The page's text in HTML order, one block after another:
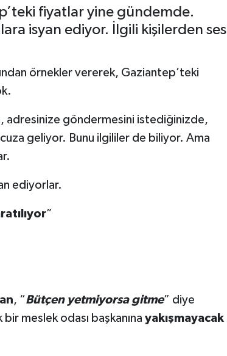
fiyatlar yine gündemde.
isyan ediyor. İlgili kişilerden ses
örnekler vererek, Gaziantep’teki
adresinize göndermesini istediğinizde,
geliyor. Bunu ilgililer de biliyor. Ama
ediyorlar.
”
, “Bütçen yetmiyorsa gitme” diye
meslek odası başkanına yakışmayacak